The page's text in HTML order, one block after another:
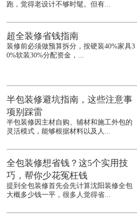
跑，觉得老设计不够时髦。但有...
超全装修省钱指南
装修前必须做预算拆分，按硬装40%家具3
0%软装30%分配资金，...
半包装修避坑指南，这些注意事
项别踩雷
半包装修因主材自购、辅材和施工外包的
灵活模式，能够根据材料以及人...
全包装修想省钱？这5个实用技
巧，帮你少花冤枉钱
提到全包装修首先会先计算沈阳装修全包
大概多少钱一平，很多人觉得省...